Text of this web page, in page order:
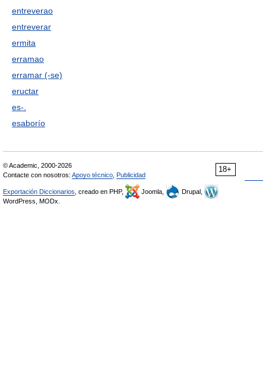
entreverao
entreverar
ermita
erramao
erramar (-se)
eructar
es-.
esaborío
18+
© Academic, 2000-2026
Contacte con nosotros: Apoyo técnico Publicidad
Exportación Diccionarios , creado en PHP, Joomla,
Drupal,
WordPress, MODx.